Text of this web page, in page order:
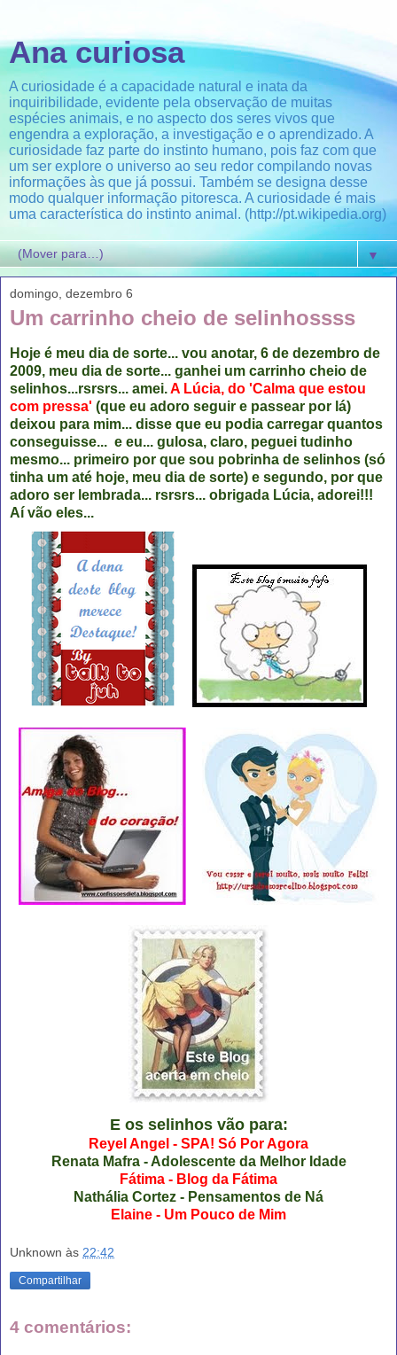
Ana curiosa
A curiosidade é a capacidade natural e inata da
inquiribilidade, evidente pela observação de muitas
espécies animais, e no aspecto dos seres vivos que
engendra a exploração, a investigação e o aprendizado. A
curiosidade faz parte do instinto humano, pois faz com que
um ser explore o universo ao seu redor compilando novas
informações às que já possui. Também se designa desse
modo qualquer informação pitoresca. A curiosidade é mais
uma característica do instinto animal. (http://pt.wikipedia.org)
▼
domingo, dezembro 6
Um carrinho cheio de selinhossss
Hoje é meu dia de sorte... vou anotar, 6 de dezembro de
2009, meu dia de sorte... ganhei um carrinho cheio de
selinhos...rsrsrs... amei.A Lúcia, do 'Calma que estou
com pressa' (que eu adoro seguir e passear por lá)
deixou para mim... disse que eu podia carregar quantos
conseguisse... e eu... gulosa, claro, peguei tudinho
mesmo... primeiro por que sou pobrinha de selinhos (só
tinha um até hoje, meu dia de sorte) e segundo, por que
adoro ser lembrada... rsrsrs... obrigada Lúcia, adorei!!!
Aí vão eles...
E os selinhos vão para:
Reyel Angel - SPA! Só Por Agora
Renata Mafra - Adolescente da Melhor Idade
Fátima - Blog da Fátima
Nathália Cortez - Pensamentos de Ná
Elaine - Um Pouco de Mim
Unknown às 22:42
Compartilhar
4 comentários: